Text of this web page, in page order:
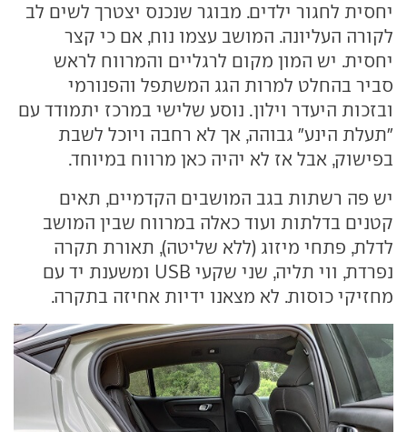
יחסית לחגור ילדים. מבוגר שנכנס יצטרך לשים לב
לקורה העליונה. המושב עצמו נוח, אם כי קצר
יחסית. יש המון מקום לרגליים והמרווח לראש
סביר בהחלט למרות הגג המשתפל והפנורמי
ובזכות היעדר וילון. נוסע שלישי במרכז יתמודד עם
"תעלת הינע" גבוהה, אך לא רחבה ויוכל לשבת
בפישוק, אבל אז לא יהיה כאן מרווח במיוחד.
יש פה רשתות בגב המושבים הקדמיים, תאים
קטנים בדלתות ועוד כאלה במרווח שבין המושב
לדלת, פתחי מיזוג (ללא שליטה), תאורת תקרה
נפרדת, ווי תליה, שני שקעי USB ומשענת יד עם
מחזיקי כוסות. לא מצאנו ידיות אחיזה בתקרה.